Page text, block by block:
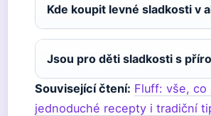
Kde koupit levné sladkosti v
Jsou pro děti sladkosti s
Související čtení: Fluff: vše, co
jednoduché recepty i tradiční